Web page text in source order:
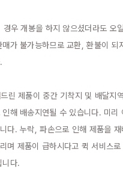
우 개봉을 하지 않으셨더라도 오
가 불가능하므로 교환, 환불이 되
린 제품이 중간 기착지 및 배달지
해 배송지연될 수 있습니다. 미리
다. 누락, 파손으로 인해 제품을 재
며 제품이 급하시다고 퀵 서비스
니다.